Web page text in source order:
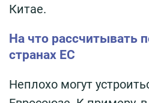
Китае.
На что рассчитывать
странах ЕС
Неплохо могут